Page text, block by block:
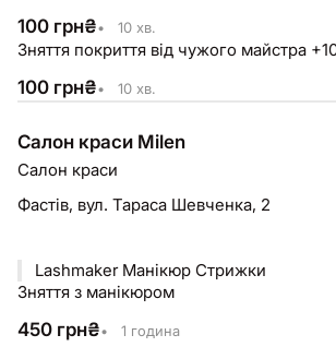
100 грн₴• 10 хв.
Зняття покриття від чужого майстра
100 грн₴• 10 хв.
Салон краси Milen
Салон краси
Фастів, вул. Тараса Шевченка, 2
Lashmaker Манікюр Стрижки
Зняття з манікюром
450 грн₴• 1 година